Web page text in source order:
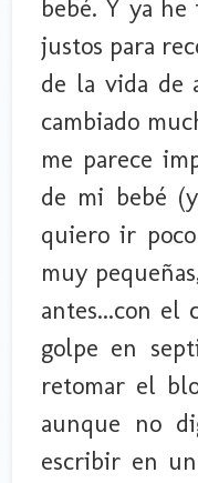
bebé. Y ya
justos para
de la vida de
cambiado
me parece
de mi bebé
quiero ir
muy
antes...con el
golpe en
retomar el
aunque no
escribir en